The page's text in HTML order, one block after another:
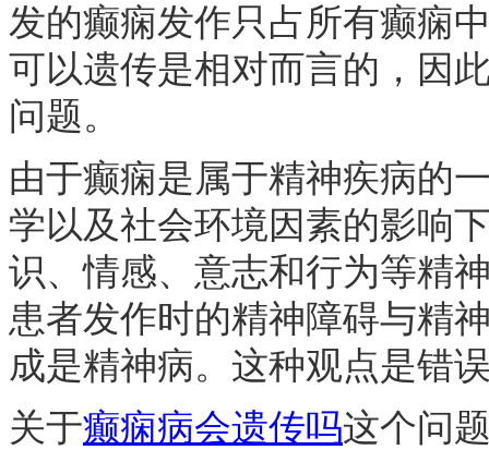
发的癫痫发作只占所有癫痫
可以遗传是相对而言的，因
问题。
由于癫痫是属于精神疾病的
学以及社会环境因素的影响
识、情感、意志和行为等精
患者发作时的精神障碍与精
成是精神病。这种观点是错
关于癫痫病会遗传吗这个问